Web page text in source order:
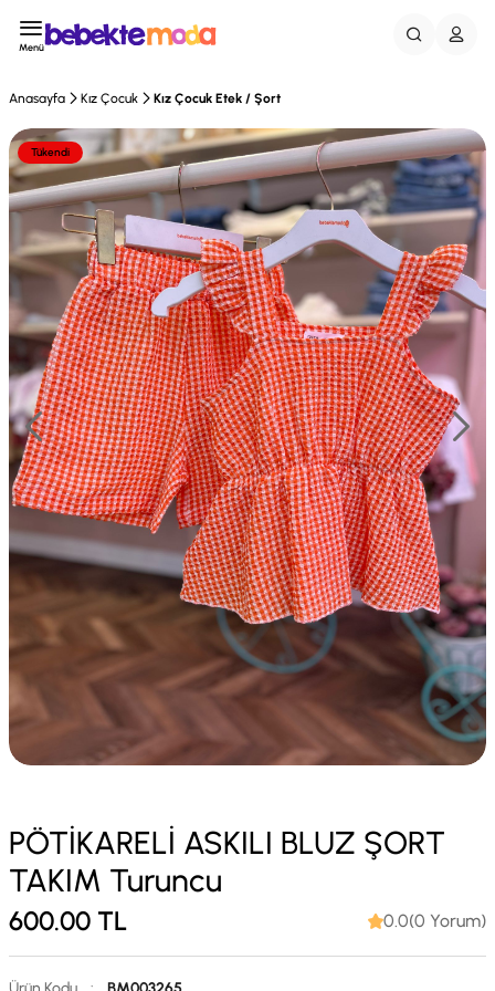
Menü
Anasayfa Kız Çocuk Kız Çocuk Etek / Şort
Tükendi
PÖTİKARELİ ASKILI BLUZ ŞORT
TAKIM Turuncu
600.00 TL 0.0(0 Yorum)